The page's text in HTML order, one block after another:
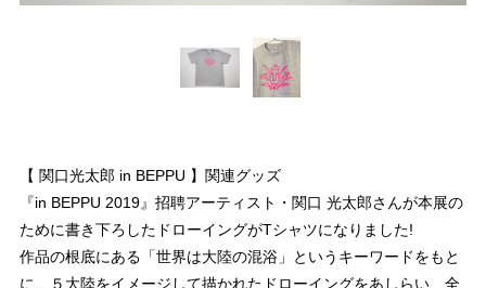
【 関口光太郎 in BEPPU 】関連グッズ
『in BEPPU 2019』招聘アーティスト・関口 光太郎さんが本展の
ために書き下ろしたドローイングがTシャツになりました!
作品の根底にある「世界は大陸の混浴」というキーワードをもと
に、５大陸をイメージして描かれたドローイングをあしらい、全